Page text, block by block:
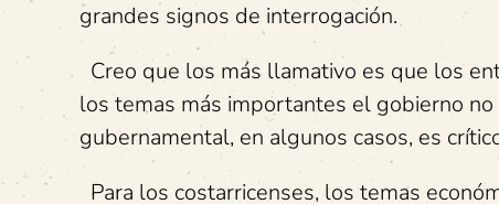
grandes signos de interrogación.
Creo que los más llamativo es que los
los temas más importantes el gobierno
gubernamental, en algunos casos, es
Para los costarricenses, los temas